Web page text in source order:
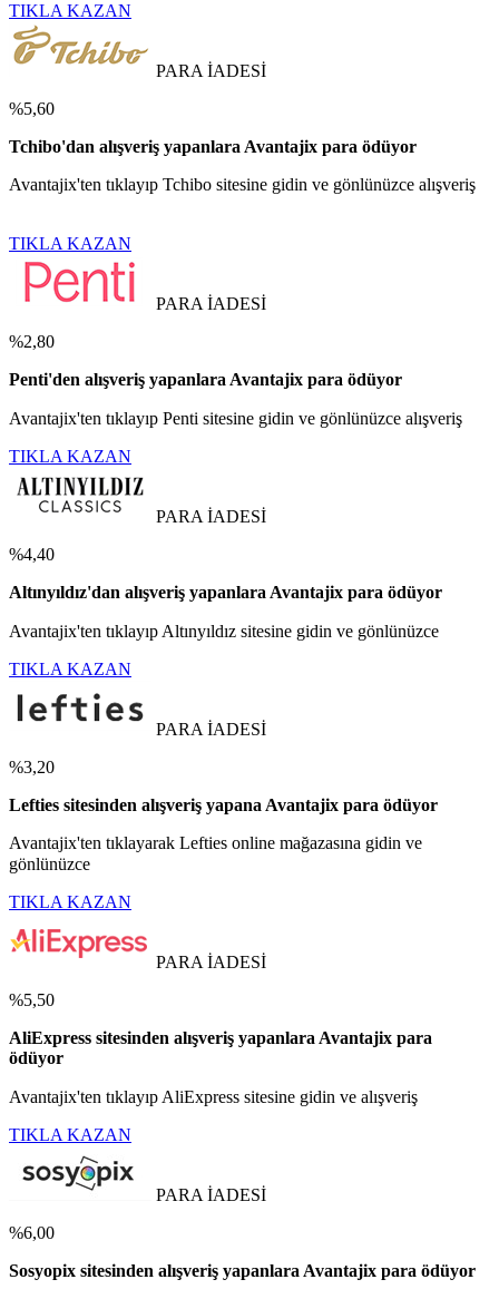
TIKLA KAZAN
PARA İADESİ
%5,60
Tchibo'dan alışveriş yapanlara Avantajix para ödüyor
Avantajix'ten tıklayıp Tchibo sitesine gidin ve gönlünüzce alışveriş
TIKLA KAZAN
PARA İADESİ
%2,80
Penti'den alışveriş yapanlara Avantajix para ödüyor
Avantajix'ten tıklayıp Penti sitesine gidin ve gönlünüzce alışveriş
TIKLA KAZAN
PARA İADESİ
%4,40
Altınyıldız'dan alışveriş yapanlara Avantajix para ödüyor
Avantajix'ten tıklayıp Altınyıldız sitesine gidin ve gönlünüzce
TIKLA KAZAN
PARA İADESİ
%3,20
Lefties sitesinden alışveriş yapana Avantajix para ödüyor
Avantajix'ten tıklayarak Lefties online mağazasına gidin ve
gönlünüzce
TIKLA KAZAN
PARA İADESİ
%5,50
AliExpress sitesinden alışveriş yapanlara Avantajix para
ödüyor
Avantajix'ten tıklayıp AliExpress sitesine gidin ve alışveriş
TIKLA KAZAN
PARA İADESİ
%6,00
Sosyopix sitesinden alışveriş yapanlara Avantajix para ödüyor